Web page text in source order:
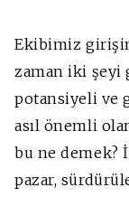
Ekibimiz
zaman iki
potansiyeli ve
asıl önemli
bu ne
pazar,